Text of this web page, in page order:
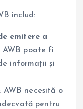
includ:
emitere a
AWB poate fi
informații și
: AWB necesită o
pentru